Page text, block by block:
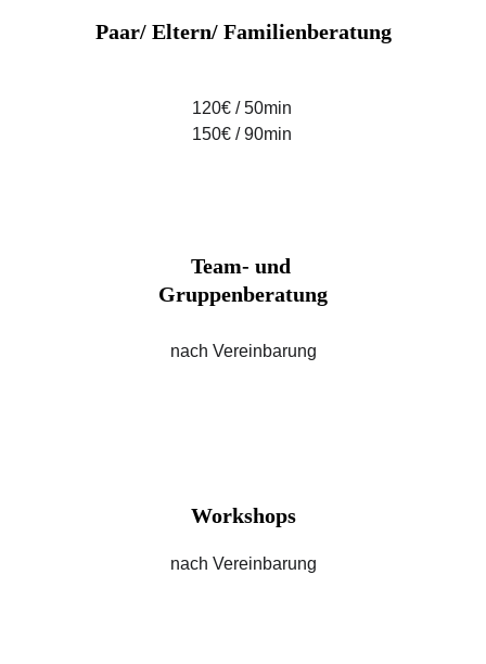
Paar/ Eltern/ Familienberatung
120€ / 50min
150€ / 90min
Team- und
Gruppenberatung
nach Vereinbarung
nach Vereinbarung
Workshops